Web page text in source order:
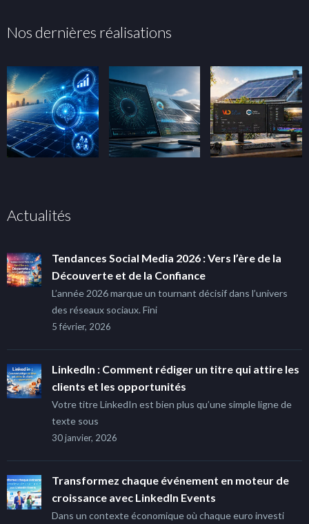
Nos dernières réalisations
Actualités
Tendances Social Media 2026 : Vers l’ère de la
Découverte et de la Confiance
L’année 2026 marque un tournant décisif dans l’univers
des réseaux sociaux. Fini
5 février, 2026
LinkedIn : Comment rédiger un titre qui attire les
clients et les opportunités
Votre titre LinkedIn est bien plus qu’une simple ligne de
texte sous
30 janvier, 2026
Transformez chaque événement en moteur de
croissance avec LinkedIn Events
Dans un contexte économique où chaque euro investi